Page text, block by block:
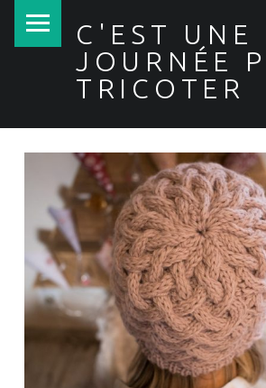
C'EST UNE
JOURNÉE
TRICOTER